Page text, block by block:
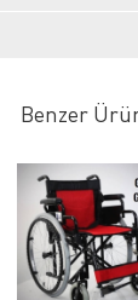
Benzer